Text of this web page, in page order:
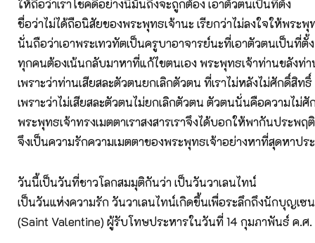
ให้ถือว่าเราโชคดีอย่างนี้มันถึงจะถูกต้อง เอาตัวตนเป็นที่ตั้ง
ชื่อว่าไม่ได้ถือนิสัยของพระพุทธเจ้านะ เรียกว่าไม่ลงใจให้พระพุ
นั่นถือว่าเอาพระเทวทัตเป็นครูบาอาจารย์นะที่เอาตัวตนเป็นที่ตั้ง
ทุกคนต้องเน้นกลับมาหาที่แก้ไขตนเอง พระพุทธเจ้าท่านขลังท่
เพราะว่าท่านเสียสละตัวตนยกเลิกตัวตน ที่เราไม่หลังไม่ศักดิ์สิทธิ์
เพราะว่าไม่เสียสละตัวตนไม่ยกเลิกตัวตน ตัวตนนั่นคือความไม่
พระพุทธเจ้าทรงเมตตาเราสงสารเราจึงได้บอกให้พากันประพ
จึงเป็นความรักความเมตตาของพระพุทธเจ้าอย่างหาที่สุดหาปร
วันนี้เป็นวันที่ชาวโลกสมมุติกันว่า เป็นวันวาเลนไทน์
เป็นวันแห่งความรัก วันวาเลนไทน์เกิดขึ้นเพื่อระลึกถึงนักบุญเซ
(Saint Valentine) ผู้รับโทษประหารในวันที่ 14 กุมภาพันธ์ ค.ศ